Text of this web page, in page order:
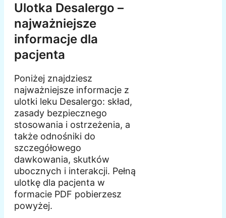
Ulotka Desalergo –
najważniejsze
informacje dla
pacjenta
Poniżej znajdziesz
najważniejsze informacje z
ulotki leku Desalergo: skład,
zasady bezpiecznego
stosowania i ostrzeżenia, a
także odnośniki do
szczegółowego
dawkowania, skutków
ubocznych i interakcji. Pełną
ulotkę dla pacjenta w
formacie PDF pobierzesz
powyżej.